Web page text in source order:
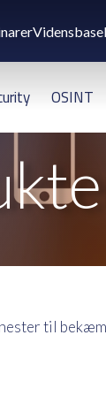
Vidensbase
OSINT
til